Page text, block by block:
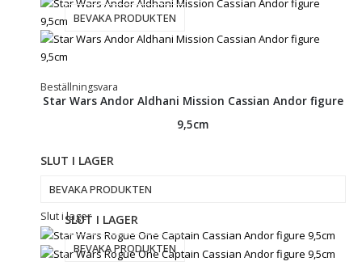
Beställningsvara
BEVAKA PRODUKTEN
Star Wars Andor Aldhani Mission Cassian Andor figure
9,5cm
SLUT I LAGER
BEVAKA PRODUKTEN
Slut i lagerSLUT I LAGER
BEVAKA PRODUKTEN